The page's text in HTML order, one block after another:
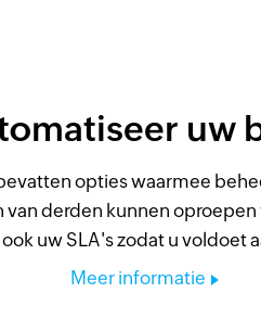
uw
opties waarmee
derden kunnen
uw SLA's zodat u voldoet
Meer informatie